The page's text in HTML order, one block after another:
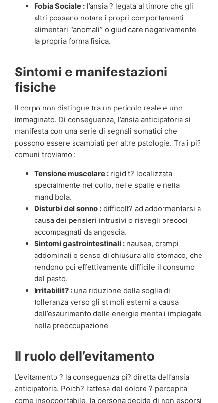
Fobia Sociale : l’ansia ? legata al timore che gli
altri possano notare i propri comportamenti
alimentari “anomali” o giudicare negativamente
la propria forma fisica.
Sintomi e manifestazioni
fisiche
Il corpo non distingue tra un pericolo reale e uno
immaginato. Di conseguenza, l’ansia anticipatoria si
manifesta con una serie di segnali somatici che
possono essere scambiati per altre patologie. Tra i pi?
comuni troviamo :
Tensione muscolare : rigidit? localizzata
specialmente nel collo, nelle spalle e nella
mandibola.
Disturbi del sonno : difficolt? ad addormentarsi a
causa dei pensieri intrusivi o risvegli precoci
accompagnati da angoscia.
Sintomi gastrointestinali : nausea, crampi
addominali o senso di chiusura allo stomaco, che
rendono poi effettivamente difficile il consumo
del pasto.
Irritabilit? : una riduzione della soglia di
tolleranza verso gli stimoli esterni a causa
dell’esaurimento delle energie mentali impiegate
nella preoccupazione.
Il ruolo dell’evitamento
L’evitamento ? la conseguenza pi? diretta dell’ansia
anticipatoria. Poich? l’attesa del dolore ? percepita
come insopportabile, la persona decide di non esporsi